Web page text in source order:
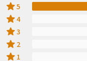
star5
star4
star3
star 2
star 1